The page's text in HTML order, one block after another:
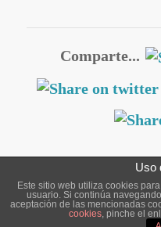
Comparte...
© Copyright - Deemestudio
Política de Privacidad
Aviso
Más información sobre las
Uso
Este sitio web utiliza cookies
usuario. Si continúa
aceptación de las mencionadas
cookies, pinche el